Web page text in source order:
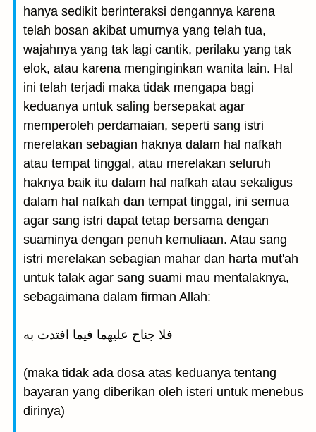
hanya sedikit berinteraksi dengannya karena
telah bosan akibat umurnya yang telah tua,
wajahnya yang tak lagi cantik, perilaku yang tak
elok, atau karena menginginkan wanita lain. Hal
ini telah terjadi maka tidak mengapa bagi
keduanya untuk saling bersepakat agar
memperoleh perdamaian, seperti sang istri
merelakan sebagian haknya dalam hal nafkah
atau tempat tinggal, atau merelakan seluruh
haknya baik itu dalam hal nafkah atau sekaligus
dalam hal nafkah dan tempat tinggal, ini semua
agar sang istri dapat tetap bersama dengan
suaminya dengan penuh kemuliaan. Atau sang
istri merelakan sebagian mahar dan harta mut'ah
untuk talak agar sang suami mau mentalaknya,
sebagaimana dalam firman Allah:
فلا جناح عليهما فيما افتدت به
(maka tidak ada dosa atas keduanya tentang
bayaran yang diberikan oleh isteri untuk menebus
dirinya)